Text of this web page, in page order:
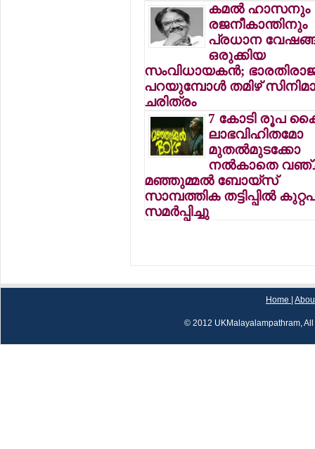
കമല്‍ ഹാസനും
രജനീകാന്തിനും
പ്രധാന
ഒരുക്കിയ
സംവിധായകന്‍; ഭാരതിരാജ
പറയുമ്പോള്‍ തമിഴ്
ചരിത്രം
7 കോടി രൂപ
ലാഭവിഹിതമോ
മുതല്‍മുടക്കോ
നല്‍കാതെ
മഞ്ഞുമ്മല്‍ ബോയ്‌സ്
സാമ്പത്തിക തട്ടിപ്പില്‍
സമര്‍പ്പിച്ചു
Home
© 2012 UKMalayalampathram,